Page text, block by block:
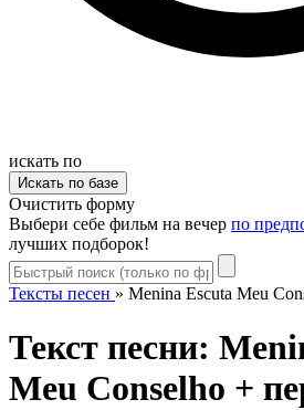
искать по
Очистить форму
Выбери себе фильм на вечер по
лучших подборок!
Тексты песен » Menina Escuta Meu
Текст песни:
Meu Conselho +